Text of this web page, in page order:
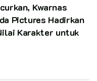
Kwarnas
Pictures Hadirkan
Karakter untuk